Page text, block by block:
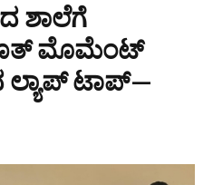
ಶಾಲೆಗೆ
ಮೊಮೆಂಟ್
ಲ್ಯಾಪ್‌ ಟಾಪ್—